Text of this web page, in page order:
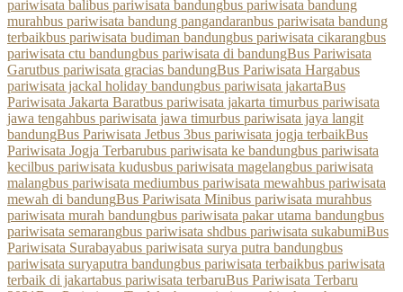
pariwisata balibus pariwisata bandungbus pariwisata bandung
murahbus pariwisata bandung pangandaranbus pariwisata bandung
terbaikbus pariwisata budiman bandungbus pariwisata cikarangbus
pariwisata ctu bandungbus pariwisata di bandungBus Pariwisata
Garutbus pariwisata gracias bandungBus Pariwisata Hargabus
pariwisata jackal holiday bandungbus pariwisata jakartaBus
Pariwisata Jakarta Baratbus pariwisata jakarta timurbus pariwisata
jawa tengahbus pariwisata jawa timurbus pariwisata jaya langit
bandungBus Pariwisata Jetbus 3bus pariwisata jogja terbaikBus
Pariwisata Jogja Terbarubus pariwisata ke bandungbus pariwisata
kecilbus pariwisata kudusbus pariwisata magelangbus pariwisata
malangbus pariwisata mediumbus pariwisata mewahbus pariwisata
mewah di bandungBus Pariwisata Minibus pariwisata murahbus
pariwisata murah bandungbus pariwisata pakar utama bandungbus
pariwisata semarangbus pariwisata shdbus pariwisata sukabumiBus
Pariwisata Surabayabus pariwisata surya putra bandungbus
pariwisata suryaputra bandungbus pariwisata terbaikbus pariwisata
terbaik di jakartabus pariwisata terbaruBus Pariwisata Terbaru